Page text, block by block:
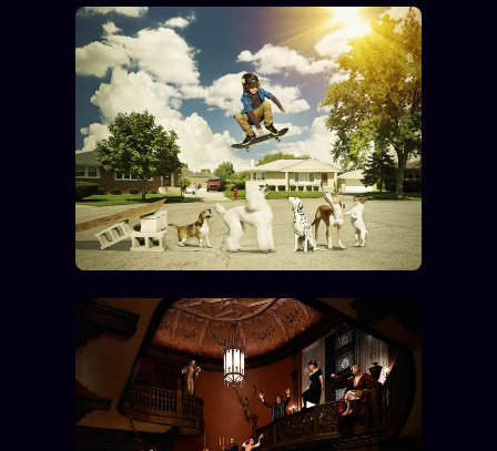
Le procès Brigitte Macron
Catalogue
ZS Bundle
Références
SOCIÉTÉ DES AMIS
L'Association
S'abonner GRATUIT
Cercle Privé 30€/M
Mécène
Témoignages 85 000